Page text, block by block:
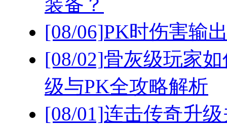
[08/06]PK时伤害输
[08/02]骨灰级玩家
级与PK全攻略解析
[08/01]连击传奇升